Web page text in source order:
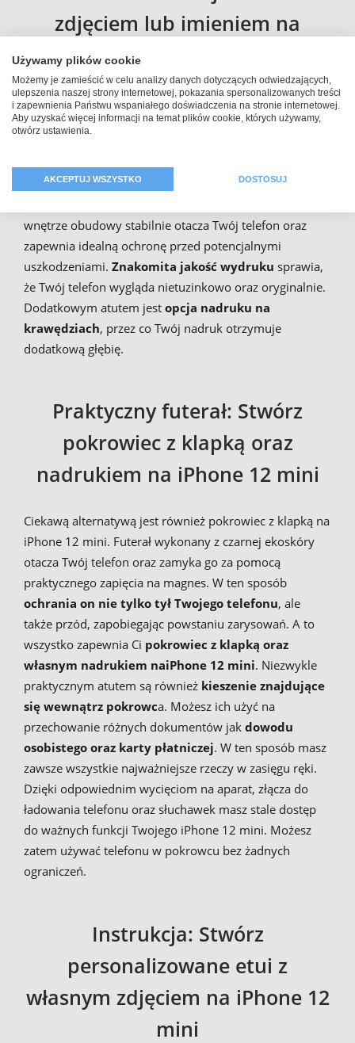
zdjęciem lub imieniem na
iPhone 12 mini
Etui z tworzywa sztucznego jest typowym klasykiem
wśród pokrowców. Tył obudowy jest ustabilizowany
bumper, która przejawia się
gumową konstrukcją
wnętrze obudowy stabilnie otacza Twój telefon oraz
zapewnia idealną ochronę przed potencjalnymi
uszkodzeniami. Znakomita jakość wydruku sprawia,
że Twój telefon wygląda nietuzinkowo oraz oryginalnie.
Dodatkowym atutem jest opcja nadruku na
krawędziach, przez co Twój nadruk otrzymuje
dodatkową głębię.
Praktyczny futerał: Stwórz
pokrowiec z klapką oraz
nadrukiem na iPhone 12 mini
Ciekawą alternatywą jest również pokrowiec z klapką na
iPhone 12 mini. Futerał wykonany z czarnej ekoskóry
otacza Twój telefon oraz zamyka go za pomocą
praktycznego zapięcia na magnes. W ten sposób
ochrania on nie tylko tył Twojego telefonu, ale
także przód, zapobiegając powstaniu zarysowań. A to
wszystko zapewnia Ci pokrowiec z klapką oraz
własnym nadrukiem naiPhone 12 mini. Niezwykle
praktycznym atutem są również kieszenie znajdujące
się wewnątrz pokrowca. Możesz ich użyć na
przechowanie różnych dokumentów jak dowodu
osobistego oraz karty płatniczej. W ten sposób masz
zawsze wszystkie najważniejsze rzeczy w zasięgu ręki.
Dzięki odpowiednim wycięciom na aparat, złącza do
ładowania telefonu oraz słuchawek masz stale dostęp
do ważnych funkcji Twojego iPhone 12 mini. Możesz
zatem używać telefonu w pokrowcu bez żadnych
ograniczeń.
Instrukcja: Stwórz
personalizowane etui z
własnym zdjęciem na iPhone 12
mini
Używamy plików cookie
Możemy je zamieścić w celu analizy danych dotyczących odwiedzających,
ulepszenia naszej strony internetowej, pokazania spersonalizowanych treści
i zapewnienia Państwu wspaniałego doświadczenia na stronie internetowej.
Aby uzyskać więcej informacji na temat plików cookie, których używamy,
otwórz ustawienia.
AKCEPTUJ WSZYSTKO DOSTOSUJ